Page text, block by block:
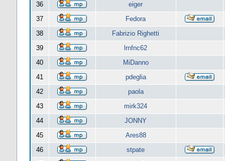
36
eiger
37
Fedora
38
Fabrizio Righetti
39
lrnfnc62
40
MiDanno
41
pdeglia
42
paola
43
mirk324
44
JONNY
45
Ares88
46
stpate